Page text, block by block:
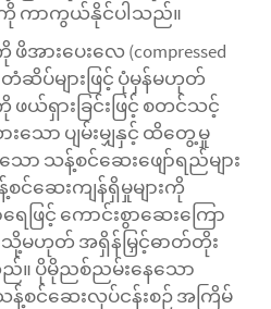
းကို ကာကွယ်နိုင်ပါသည်။
ားပေးလေ (compressed
ပ်များဖြင့် ပုံမှန်မဟုတ်
ယ်ရှားခြင်းဖြင့် စတင်သင့်
းသော ပျမ်းမျှနှင့် ထိတွေ့မှု
ာ သန့်စင်ဆေးဖျော်ရည်များ
င်ဆေးကျန်ရှိမှုများကို
ဖြင့် ကောင်းစွာဆေးကြော
း သို့မဟုတ် အရှိန်မြှင့်ဓာတ်တိုး
။ ပိုမိုညစ်ညမ်းနေသော
န့်စင်ဆေးလုပ်ငန်းစဉ် အကြိမ်